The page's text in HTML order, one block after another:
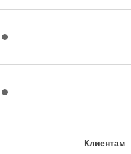
Клиентам